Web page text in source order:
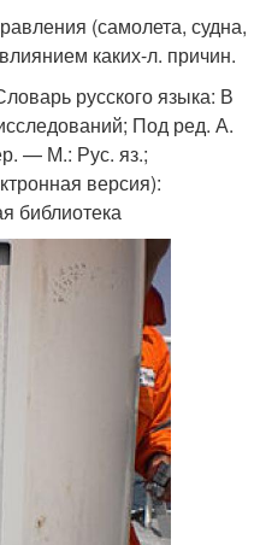
(самолета, судна,
каких-л. причин.
русского языка: В
Под ред. А.
— М.: Рус. яз.;
версия):
библиотека